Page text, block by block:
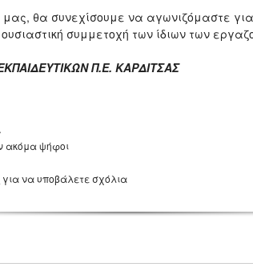
θα συνεχίσουμε να αγωνιζόμαστε για
συμμετοχή των ίδιων των
Π.Ε. ΚΑΡΔΙΤΣΑΣ
ακόμα ψήφοι
για να υποβάλετε σχόλια